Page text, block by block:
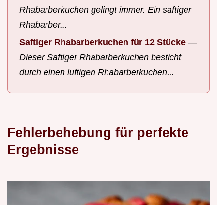
Rhabarberkuchen gelingt immer. Ein saftiger
Rhabarber...
Saftiger Rhabarberkuchen für 12 Stücke —
Dieser Saftiger Rhabarberkuchen besticht
durch einen luftigen Rhabarberkuchen...
Fehlerbehebung für perfekte
Ergebnisse